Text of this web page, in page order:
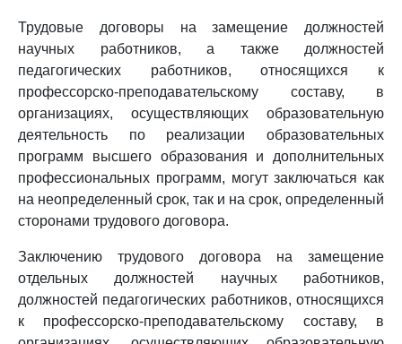
Трудовые договоры на замещение должностей
научных работников, а также должностей
педагогических работников, относящихся к
профессорско-преподавательскому составу, в
организациях, осуществляющих образовательную
деятельность по реализации образовательных
программ высшего образования и дополнительных
профессиональных программ, могут заключаться как
на неопределенный срок, так и на срок, определенный
сторонами трудового договора.
Заключению трудового договора на замещение
отдельных должностей научных работников,
должностей педагогических работников, относящихся
к профессорско-преподавательскому составу, в